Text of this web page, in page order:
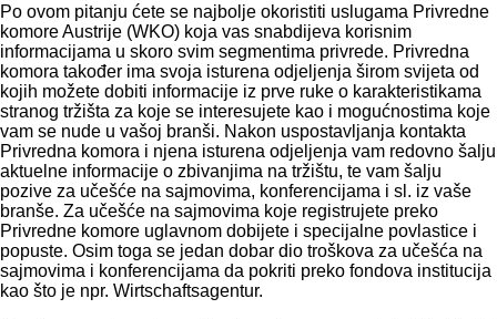
Po ovom pitanju ćete se najbolje okoristiti uslugama Privredne
komore Austrije (WKO) koja vas snabdijeva korisnim
informacijama u skoro svim segmentima privrede. Privredna
komora također ima svoja isturena odjeljenja širom svijeta od
kojih možete dobiti informacije iz prve ruke o karakteristikama
stranog tržišta za koje se interesujete kao i mogućnostima koje
vam se nude u vašoj branši. Nakon uspostavljanja kontakta
Privredna komora i njena isturena odjeljenja vam redovno šalju
aktuelne informacije o zbivanjima na tržištu, te vam šalju
pozive za učešće na sajmovima, konferencijama i sl. iz vaše
branše. Za učešće na sajmovima koje registrujete preko
Privredne komore uglavnom dobijete i specijalne povlastice i
popuste. Osim toga se jedan dobar dio troškova za učešća na
sajmovima i konferencijama da pokriti preko fondova institucija
kao što je npr. Wirtschaftsagentur.